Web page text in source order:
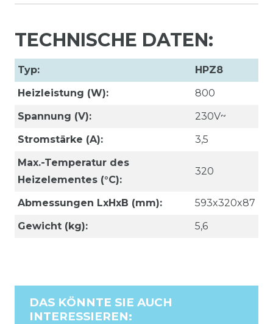
TECHNISCHE DATEN:
Typ:
HPZ8
Heizleistung (W):
800
Spannung (V):
230V~
Stromstärke (A):
3,5
Max.-Temperatur des
Heizelementes (°C):
320
Abmessungen LxHxB (mm):
593x320x87
Gewicht (kg):
5,6
DAS KÖNNTE SIE AUCH
INTERESSIEREN: